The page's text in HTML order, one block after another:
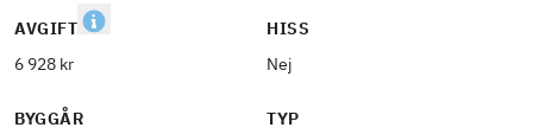
AVGIFT
6 928 kr
HISS
Nej
BYGGÅR
TYP